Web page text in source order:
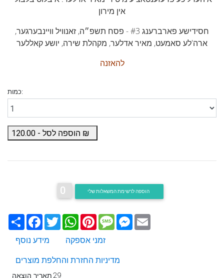
אין מירון
חסידישע פארברענג #3 - פסח תשפ״ה, זאנוויל וויינבערגער,
ארה'לע סאמעט, מאיר אדלער, מקהלת שירה, יושע קאללער
להאזנה
כמות:
הוספה לסל - 120.00
0
שתף Facebook
TwitterWhatsApp
PinterestMessageMessenger
מידע נוסף
זמני אספקה
מדיניות החזרת והחלפת מוצרים
תאריך הוצאה29